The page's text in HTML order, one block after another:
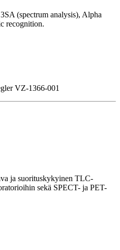
(spectrum analysis), Alpha
recognition.
VZ-1366-001
ja suorituskykyinen TLC-
sekä SPECT- ja PET-